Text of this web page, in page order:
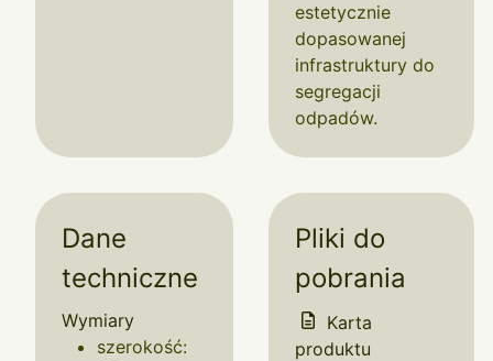
estetycznie
dopasowanej
infrastruktury do
segregacji
odpadów.
Dane
techniczne
Wymiary
szerokość:
Pliki do
pobrania
Karta
produktu